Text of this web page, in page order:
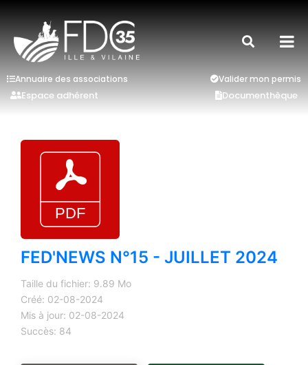
Annuaire des associations Valider mon permis
Espace adhérent Documenthèque
FED'NEWS N°15 - JUILLET 2024
Taille du fichier: 9.89 Mo
Créé: 02-08-2024
Mis à jour: 02-08-2024
Succès: 84